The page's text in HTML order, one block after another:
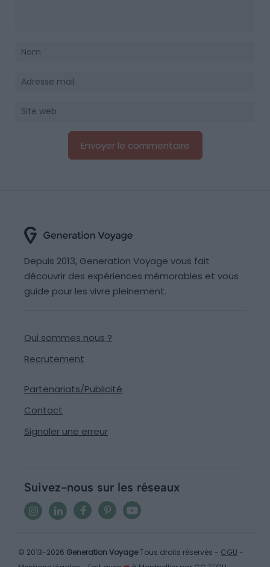
Depuis 2013, Generation Voyage vous fait
découvrir des expériences mémorables et vous
guide pour les vivre pleinement.
Qui sommes nous ?
Recrutement
Partenariats/Publicité
Contact
Signaler une erreur
Suivez-nous sur les réseaux
© 2013-2026 Generation VoyageTous droits réservés - CGU -